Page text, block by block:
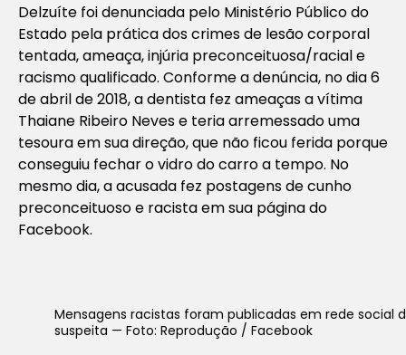
Delzuíte foi denunciada pelo Ministério Público do
Estado pela prática dos crimes de lesão corporal
tentada, ameaça, injúria preconceituosa/racial e
racismo qualificado. Conforme a denúncia, no dia 6
de abril de 2018, a dentista fez ameaças a vítima
Thaiane Ribeiro Neves e teria arremessado uma
tesoura em sua direção, que não ficou ferida porque
conseguiu fechar o vidro do carro a tempo. No
mesmo dia, a acusada fez postagens de cunho
preconceituoso e racista em sua página do
Facebook.
Mensagens racistas foram publicadas em rede social
suspeita — Foto: Reprodução / Facebook